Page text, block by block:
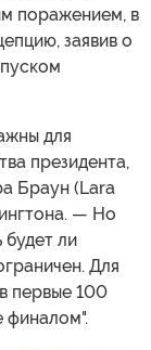
поражением, в
заявив о
для
президента,
Браун (Lara
— Но
будет ли
Для
первые 100
финалом".